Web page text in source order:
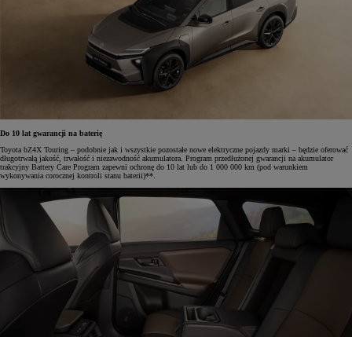
Do 10 lat gwarancji na baterię
Toyota bZ4X Touring – podobnie jak i wszystkie pozostałe nowe elektryczne pojazdy marki – będzie oferować
długotrwałą jakość, trwałość i niezawodność akumulatora. Program przedłużonej gwarancji na akumulator
trakcyjny Battery Care Program zapewni ochronę do 10 lat lub do 1 000 000 km (pod warunkiem
wykonywania corocznej kontroli stanu baterii)**.